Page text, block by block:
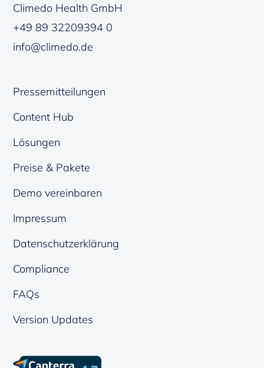
Climedo Health GmbH
+49 89 32209394 0
info@climedo.de
Pressemitteilungen
Content Hub
Lösungen
Preise & Pakete
Demo vereinbaren
Impressum
Datenschutzerklärung
Compliance
FAQs
Version Updates